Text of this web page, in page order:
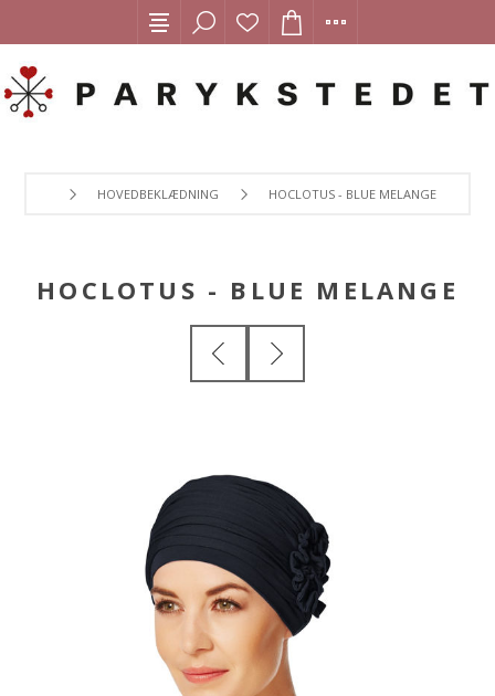
HOVEDBEKLÆDNING HOCLOTUS - BLUE MELANGE
HOCLOTUS - BLUE MELANGE